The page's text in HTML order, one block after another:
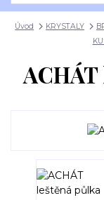
Úvod KRYSTALY